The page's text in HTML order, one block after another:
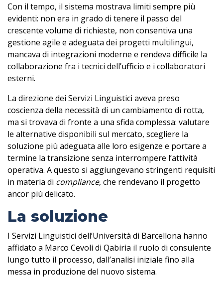
Con il tempo, il sistema mostrava limiti sempre più
evidenti: non era in grado di tenere il passo del
crescente volume di richieste, non consentiva una
gestione agile e adeguata dei progetti multilingui,
mancava di integrazioni moderne e rendeva difficile la
collaborazione fra i tecnici dell’ufficio e i collaboratori
esterni.
La direzione dei Servizi Linguistici aveva preso
coscienza della necessità di un cambiamento di rotta,
ma si trovava di fronte a una sfida complessa: valutare
le alternative disponibili sul mercato, scegliere la
soluzione più adeguata alle loro esigenze e portare a
termine la transizione senza interrompere l’attività
operativa. A questo si aggiungevano stringenti requisiti
in materia di compliance, che rendevano il progetto
ancor più delicato.
La soluzione
I Servizi Linguistici dell’Università di Barcellona hanno
affidato a Marco Cevoli di Qabiria il ruolo di consulente
lungo tutto il processo, dall’analisi iniziale fino alla
messa in produzione del nuovo sistema.